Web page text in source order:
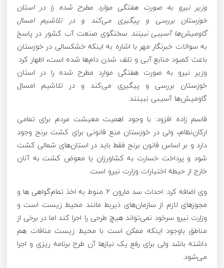
وزیر نیرو به صورت هفتگی موارد مطرح شده را در استان
خوزستان بررسی و پیگیری می‌کند و در تلاشیم امسال
گاومیش‌ها آسیبی نبینند سخنگوی صنعت آب کشور در پاسخ
به سوالات خبرنگار مهر با اشاره به اینکه خشکسالی در خوزستان
باعث کمبود منابع آبی و تلف شدن دام‌ها شده است، اظهار کرد:
وزیر نیرو به صورت هفتگی موارد مطرح شده را در استان
خوزستان بررسی و پیگیری می‌کند و در تلاشیم امسال
گاومیش‌ها آسیبی نبینند.
قاسم زاده افزود: با وجود اهمیت معیشت مردم برای تمامی
ارکان‌نظام، ولی در خوزستان منع قانونی برای کشت برنج وجود
دارد و بر اساس قانون برنج فقط باید در استان‌های شمالی کشت
شود و پرداخت خسارت به کشاورزان یا معوض کشت به آنان
خارج از حیطه اختیارات وزارت نیرو است.
وی اضافه کرد: احداث سد مارون ها و
مجوزهای لازم از سازمان‌های ذیربط مانند محیط زیست است و
وزارت نیرو سرخود نمی‌تواند هیچ طرحی را اجرا کند اما در برخی از
مناطق باوجود اینکه ممکن است با محیط زیست منافات هم
داشته باشد ولی برای رفع یک نیازها آن طرح برنامه ریزی و اجرا
می‌شود.